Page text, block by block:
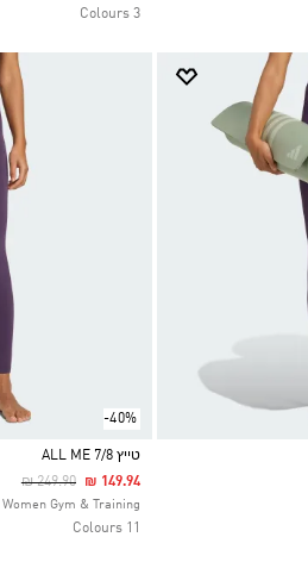
3 Colours
-40%
Selected
טייץ ALL ME 7/8
Price Reduced From
₪ 249.90To₪ 149.94
Women Gym & Training
11 Colours